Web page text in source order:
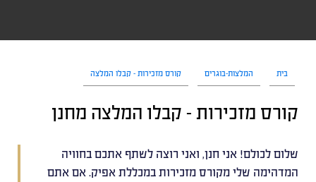
בית המלצות-בוגרים קורס מזכירות – קבלו המלצה
קורס מזכירות – קבלו המלצה מחנן
שלום לכולם! אני חנן, ואני רוצה לשתף אתכם בחוויה
המדהימה שלי מקורס מזכירות במכללת אפיק. אם אתם